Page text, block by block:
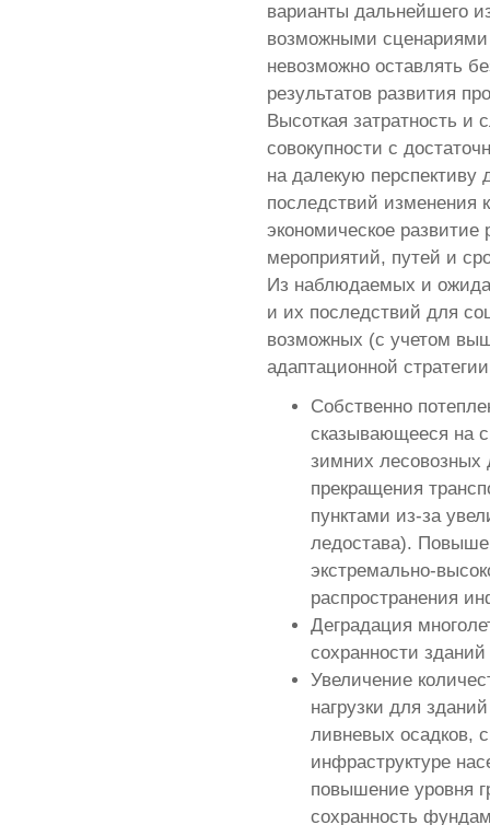
варианты дальнейшего
возможными сценариями
невозможно оставлять
результатов развития
Высоткая затратность
совокупности с
на далекую перспективу
последствий изменения
экономическое
мероприятий, путей и
Из наблюдаемых и
и их последствий для
возможных (с учетом
адаптационной
Собственно
сказывающееся на
зимних лесовозных
прекращения
пунктами из-за
ледостава).
экстремально-
распространения
Деградация
сохранности
Увеличение
нагрузки для
ливневых осадков,
инфраструктуре
повышение уровня
сохранность